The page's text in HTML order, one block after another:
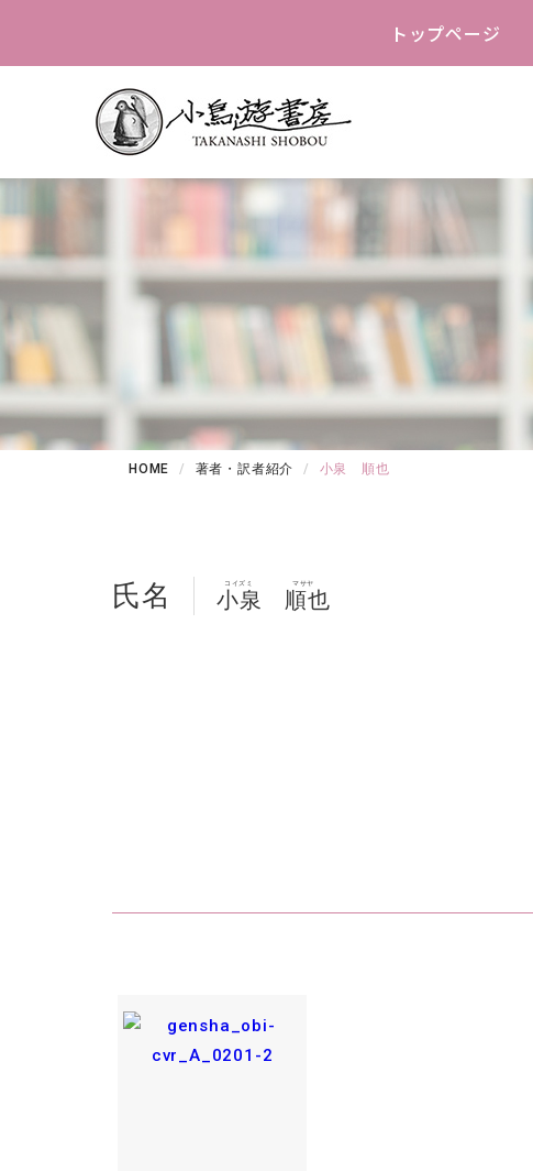
トップページ
HOME 著者・訳者紹介 小泉 順也
氏名 小泉
コイズミ
順也
マサヤ